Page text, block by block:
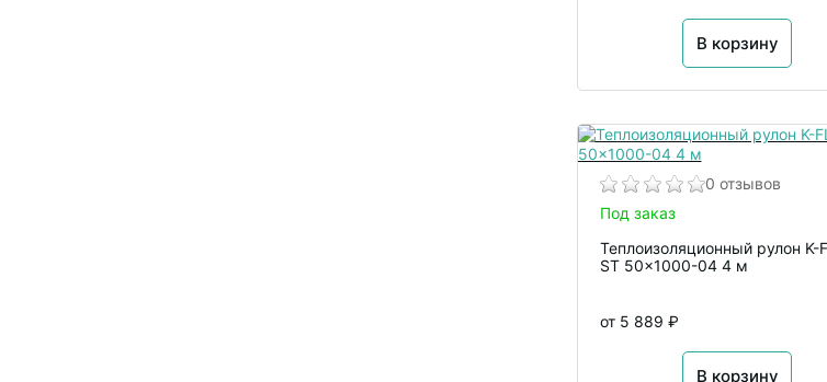
В корзину
0 отзывов
Под заказ
Теплоизоляционный рулон K-
ST 50x1000-04 4 м
от 5 889 ₽
В корзину